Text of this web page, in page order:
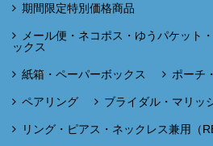
期間限定特別価格商品
メール便・ネコポス・ゆうパケット
ックス
紙箱・ペーパーボックス ポーチ
ペアリング ブライダル・マリッ
リング・ピアス・ネックレス兼用（